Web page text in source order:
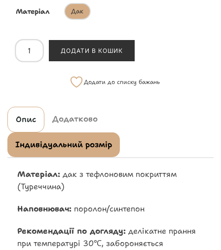
Матеріал Дак
ДОДАТИ В КОШИК
Додати до списку бажань
Опис Додатково
Індивідуальний розмір
Матеріал: дак з тефлоновим покриттям
(Туреччина)
Наповнювач: поролон/синтепон
Рекомендації по догляду: делікатне прання
при температурі 30℃, забороняється